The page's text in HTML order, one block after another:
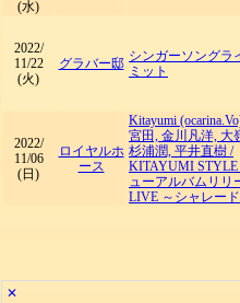
(水)
2022/
11/22
(火)
グラバー邸 シンガーソングラ
ミット
2022/
11/06
(日)
ロイヤルホ
ース
Kitayumi
宮田, 金川凡洋, 大
杉浦潤, 平井直樹 /
KITAYUMI STYLE
ューアルバムリリ
LIVE ～シャレー
✕